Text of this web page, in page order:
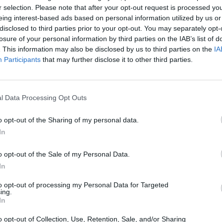
selection. Please note that after your opt-out request is processed
interest-based ads based on personal information utilized by us
to third parties prior to your opt-out. You may separately
of your personal information by third parties on the IAB’s list of
This information may also be disclosed by us to third parties on the
Participants that may further disclose it to other third parties.
Data Processing Opt Outs
opt-out of the Sharing of my personal data.
opt-out of the Sale of my Personal Data.
opt-out of processing my Personal Data for Targeted
opt-out of Collection, Use, Retention, Sale, and/or Sharing
(getty Images)
storia consumatasi tra feroci liti,
mediaticamente non pubblicizzati.
testimoniato da Twitter Pablo è anche
aspetto della vicenda che ha reso la
Osvaldo è stato sospeso, un qualcosa di
mezzo formale e cartaceo.
ha
sue cose, forse per poter provare a parlare
pensado di